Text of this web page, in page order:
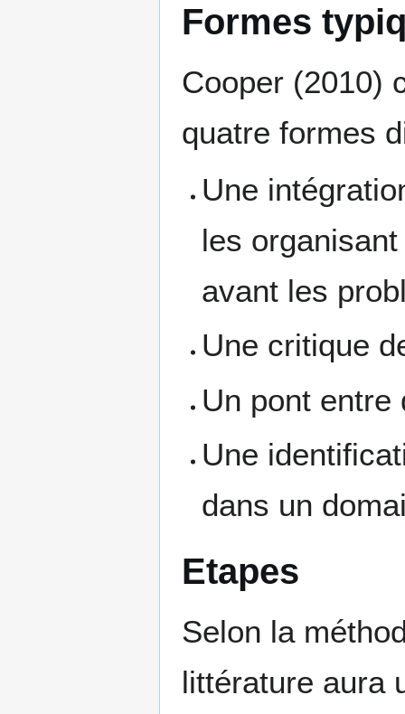
Formes
Cooper (2010)
quatre formes
Une
les
avant les
Une critique
Un pont
Une
dans un
Etapes
Selon la
littérature aura